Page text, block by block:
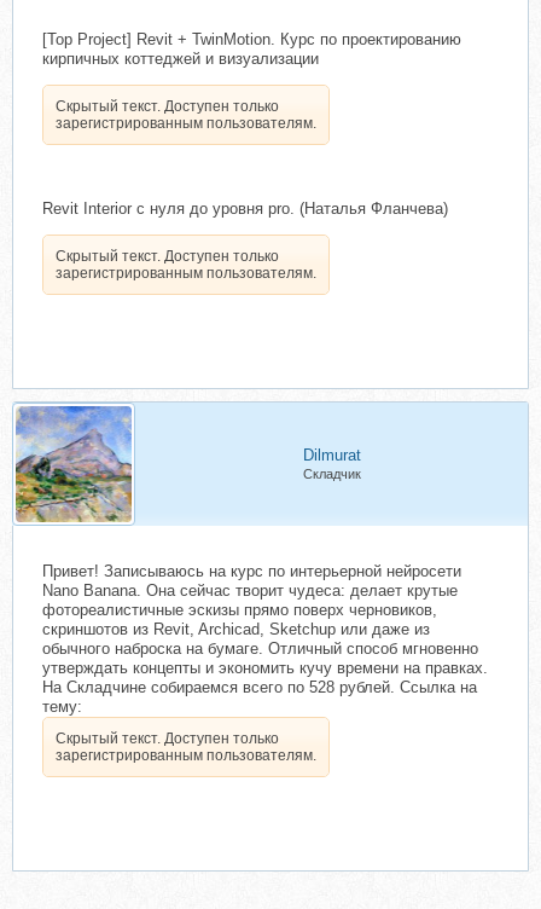
[Top Project] Revit + TwinMotion. Курс по проектированию
кирпичных коттеджей и визуализации
Скрытый текст. Доступен только
зарегистрированным пользователям.
Revit Interior c нуля до уровня pro. (Наталья Фланчева)
Скрытый текст. Доступен только
зарегистрированным пользователям.
Dilmurat
Складчик
Привет! Записываюсь на курс по интерьерной нейросети
Nano Banana. Она сейчас творит чудеса: делает крутые
фотореалистичные эскизы прямо поверх черновиков,
скриншотов из Revit, Archicad, Sketchup или даже из
обычного наброска на бумаге. Отличный способ мгновенно
утверждать концепты и экономить кучу времени на правках.
На Складчине собираемся всего по 528 рублей. Ссылка на
тему:
Скрытый текст. Доступен только
зарегистрированным пользователям.